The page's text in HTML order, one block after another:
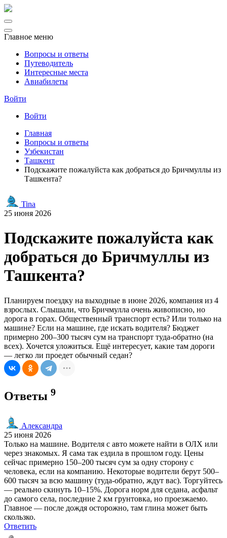
Главное меню
Вопросы и ответы
Путеводитель
Интересные места
Авиабилеты
Войти
Войти
Главная
Вопросы и ответы
Узбекистан
Ташкент
Подскажите пожалуйста как добраться до Бричмуллы из
Ташкента?
Tina
25 июня 2026
Подскажите пожалуйста как
добраться до Бричмуллы из
Ташкента?
Планируем поездку на выходные в июне 2026, компания из 4
взрослых. Слышали, что Бричмулла очень живописно, но
дорога в горах. Общественный транспорт есть? Или только на
машине? Если на машине, где искать водителя? Бюджет
примерно 200–300 тысяч сум на транспорт туда-обратно (на
всех). Хочется уложиться. Ещё интересует, какие там дороги
— легко ли проедет обычный седан?
Ответы 9
Александра
25 июня 2026
Только на машине. Водителя с авто можете найти в ОЛХ или
через знакомых. Я сама так ездила в прошлом году. Цены
сейчас примерно 150–200 тысяч сум за одну сторону с
человека, если на компанию. Некоторые водители берут 500–
600 тысяч за всю машину (туда-обратно, ждут вас). Торгуйтесь
— реально скинуть 10–15%. Дорога норм для седана, асфальт
до самого села, последние 2 км грунтовка, но проезжаемо.
Главное — после дождя осторожно, там глина может быть
скользко.
Ответить